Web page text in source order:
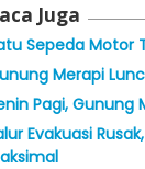
Juga
Sepeda Motor
Merapi
Pagi, Gunung
Evakuasi